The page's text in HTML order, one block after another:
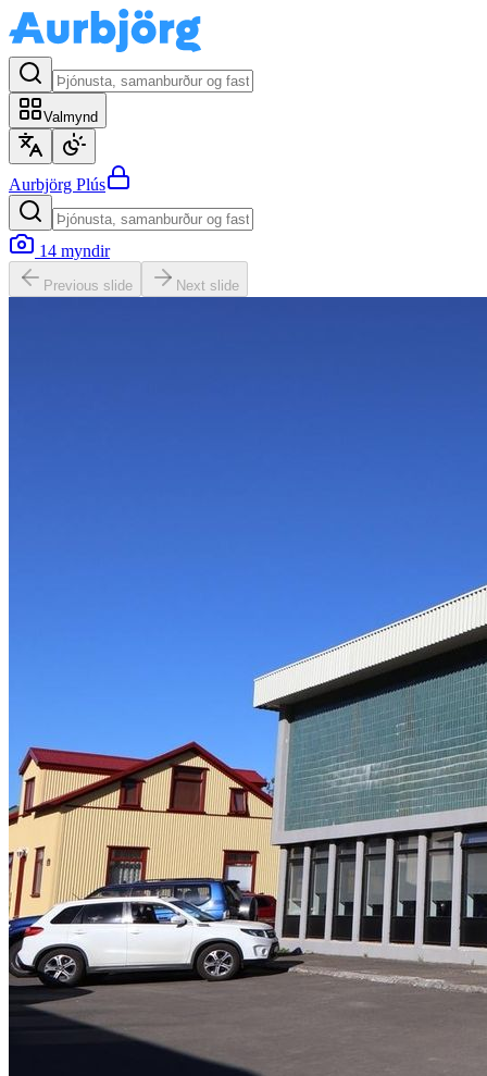
Valmynd
Aurbjörg Plús
14 myndir
Previous slide Next slide